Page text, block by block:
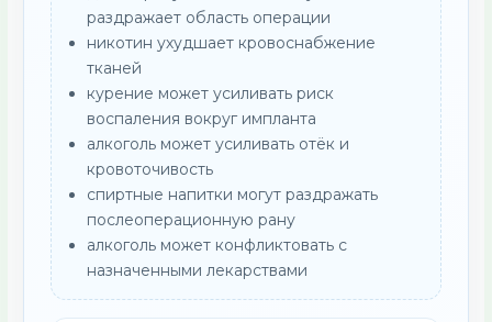
раздражает область операции
никотин ухудшает кровоснабжение
тканей
курение может усиливать риск
воспаления вокруг импланта
алкоголь может усиливать отёк и
кровоточивость
спиртные напитки могут раздражать
послеоперационную рану
алкоголь может конфликтовать с
назначенными лекарствами